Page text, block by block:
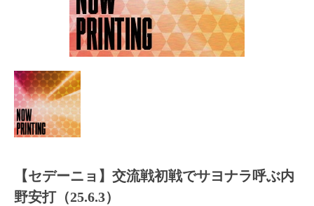
【セデーニョ】交流戦初戦でサヨナラ呼ぶ内
野安打（25.6.3）